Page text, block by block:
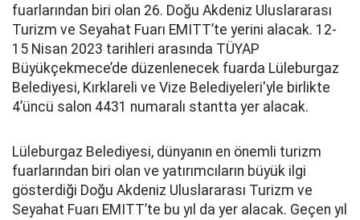
fuarlarından biri olan 26. Doğu Akdeniz Uluslararası
Turizm ve Seyahat Fuarı EMITT’te yerini alacak. 12-
15 Nisan 2023 tarihleri arasında TÜYAP
Büyükçekmece’de düzenlenecek fuarda Lüleburgaz
Belediyesi, Kırklareli ve Vize Belediyeleri'yle birlikte
4’üncü salon 4431 numaralı stantta yer alacak.
Lüleburgaz Belediyesi, dünyanın en önemli turizm
fuarlarından biri olan ve yatırımcıların büyük ilgi
gösterdiği Doğu Akdeniz Uluslararası Turizm ve
Seyahat Fuarı EMITT’te bu yıl da yer alacak. Geçen yıl